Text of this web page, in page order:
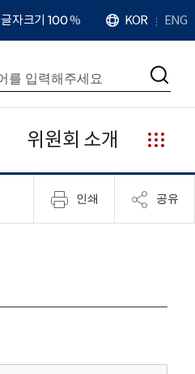
확
대
치
글자크기 100%
언
어
KOR ENG
검
위원회 소개
누
리
집
안
인쇄 공유